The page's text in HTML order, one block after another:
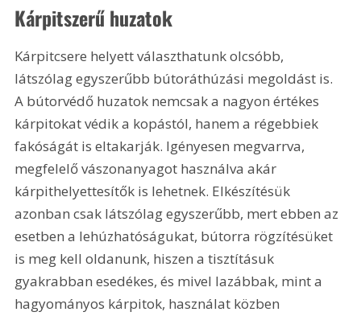
Kárpitszerű huzatok
Kárpitcsere helyett választhatunk olcsóbb,
látszólag egyszerűbb bútoráthúzási megoldást is.
A bútorvédő huzatok nemcsak a nagyon értékes
kárpitokat védik a kopástól, hanem a régebbiek
fakóságát is eltakarják. Igényesen megvarrva,
megfelelő vászonanyagot használva akár
kárpithelyettesítők is lehetnek. Elkészítésük
azonban csak látszólag egyszerűbb, mert ebben az
esetben a lehúzhatóságukat, bútorra rögzítésüket
is meg kell oldanunk, hiszen a tisztításuk
gyakrabban esedékes, és mivel lazábbak, mint a
hagyományos kárpitok, használat közben